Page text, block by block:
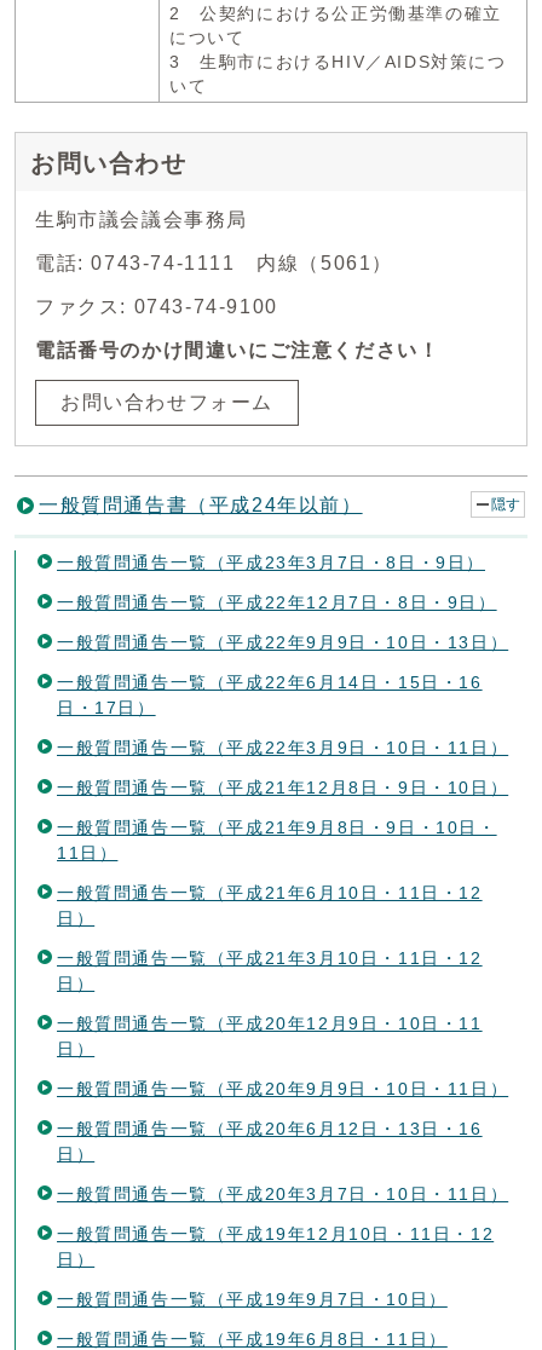
2 公契約における公正労働基準の確立
について
3 生駒市におけるHIV／AIDS対策につ
いて
お問い合わせ
生駒市議会議会事務局
電話: 0743-74-1111 内線（5061）
ファクス: 0743-74-9100
電話番号のかけ間違いにご注意ください！
お問い合わせフォーム
一般質問通告書（平成24年以前） 隠す
一般質問通告一覧（平成23年3月7日・8日・9日）
一般質問通告一覧（平成22年12月7日・8日・9日）
一般質問通告一覧（平成22年9月9日・10日・13日）
一般質問通告一覧（平成22年6月14日・15日・16
日・17日）
一般質問通告一覧（平成22年3月9日・10日・11日）
一般質問通告一覧（平成21年12月8日・9日・10日）
一般質問通告一覧（平成21年9月8日・9日・10日・
11日）
一般質問通告一覧（平成21年6月10日・11日・12
日）
一般質問通告一覧（平成21年3月10日・11日・12
日）
一般質問通告一覧（平成20年12月9日・10日・11
日）
一般質問通告一覧（平成20年9月9日・10日・11日）
一般質問通告一覧（平成20年6月12日・13日・16
日）
一般質問通告一覧（平成20年3月7日・10日・11日）
一般質問通告一覧（平成19年12月10日・11日・12
日）
一般質問通告一覧（平成19年9月7日・10日）
一般質問通告一覧（平成19年6月8日・11日）